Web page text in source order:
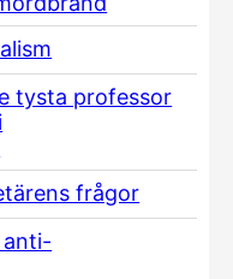
tysta professor
frågor
anti-